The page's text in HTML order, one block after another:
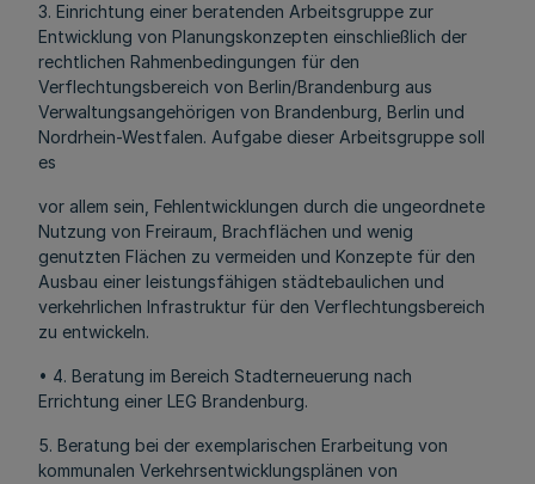
3. Einrichtung einer beratenden Arbeitsgruppe zur
Entwicklung von Planungskonzepten einschließlich der
rechtlichen Rahmenbedingungen für den
Verflechtungsbereich von Berlin/Brandenburg aus
Verwaltungsangehörigen von Brandenburg, Berlin und
Nordrhein-Westfalen. Aufgabe dieser Arbeitsgruppe soll
es
vor allem sein, Fehlentwicklungen durch die ungeordnete
Nutzung von Freiraum, Brachflächen und wenig
genutzten Flächen zu vermeiden und Konzepte für den
Ausbau einer leistungsfähigen städtebaulichen und
verkehrlichen Infrastruktur für den Verflechtungsbereich
zu entwickeln.
• 4. Beratung im Bereich Stadterneuerung nach
Errichtung einer LEG Brandenburg.
5. Beratung bei der exemplarischen Erarbeitung von
kommunalen Verkehrsentwicklungsplänen von